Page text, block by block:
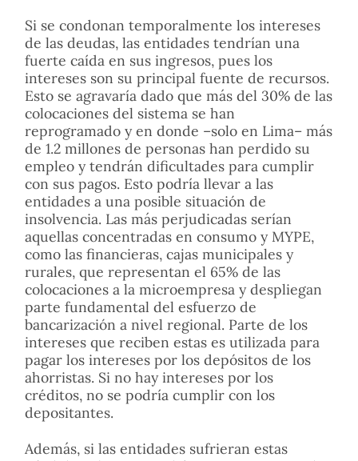
Si se condonan temporalmente los intereses
de las deudas, las entidades tendrían una
fuerte caída en sus ingresos, pues los
intereses son su principal fuente de recursos.
Esto se agravaría dado que más del 30% de las
colocaciones del sistema se han
reprogramado y en donde –solo en Lima– más
de 1.2 millones de personas han perdido su
empleo y tendrán dificultades para cumplir
con sus pagos. Esto podría llevar a las
entidades a una posible situación de
insolvencia. Las más perjudicadas serían
aquellas concentradas en consumo y MYPE,
como las financieras, cajas municipales y
rurales, que representan el 65% de las
colocaciones a la microempresa y despliegan
parte fundamental del esfuerzo de
bancarización a nivel regional. Parte de los
intereses que reciben estas es utilizada para
pagar los intereses por los depósitos de los
ahorristas. Si no hay intereses por los
créditos, no se podría cumplir con los
depositantes.
Además, si las entidades sufrieran estas